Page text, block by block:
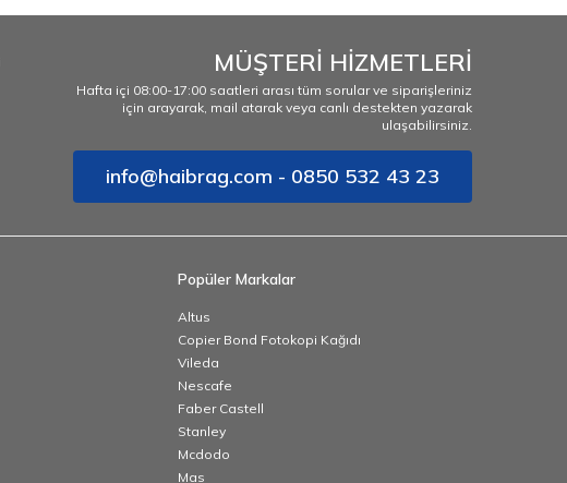
MÜŞTERİ HİZMETLERİ
Hafta içi 08:00-17:00 saatleri arası tüm sorular ve siparişleriniz
için arayarak, mail atarak veya canlı destekten yazarak
ulaşabilirsiniz.
info@haibrag.com - 0850 532 43 23
Popüler Markalar
Altus
Copier Bond Fotokopi Kağıdı
Vileda
Nescafe
Faber Castell
Stanley
Mcdodo
Mas